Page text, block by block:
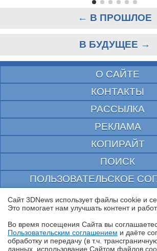
← В ПРОШЛОЕ
В БУДУЩЕЕ →
О САЙТЕ
КОНТАКТЫ
РАССЫЛКА
РЕКЛАМА
КОПИРАЙТ
ПОИСК
ПОЛЬЗОВАТЕЛЬСКОЕ
ЗАЩИЩЕНО
© 1997—2026 Электронное периодическое издание
выдано Федеральной Службой по надзору за соблюдением
массовых коммуникаций и охране
При цитировании документа ссылка на сайт с указанием
Сайт 3DNews использует файлы cookie и
Это помогает нам улучшать контент и
Во время посещения Cайта вы
Пользовательским соглашением и даёте
обработку и передачу (в т.ч.
данных, использование Cайтом файлов